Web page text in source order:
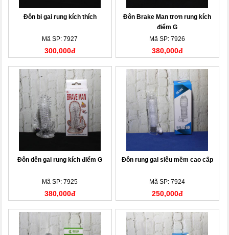
Đôn bi gai rung kích thích
Mã SP: 7927
300,000đ
Đôn Brake Man trơn rung kích
điểm G
Mã SP: 7926
380,000đ
Đôn dên gai rung kích điểm G
Mã SP: 7925
380,000đ
Đôn rung gai siêu mềm cao cấp
Mã SP: 7924
250,000đ